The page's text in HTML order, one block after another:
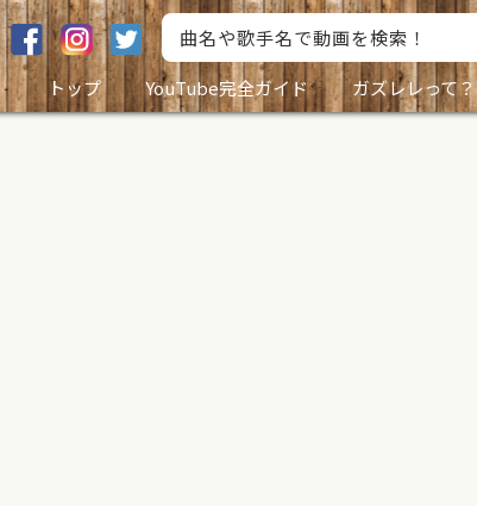
トップ
YouTube完全ガイド ガズレレって？